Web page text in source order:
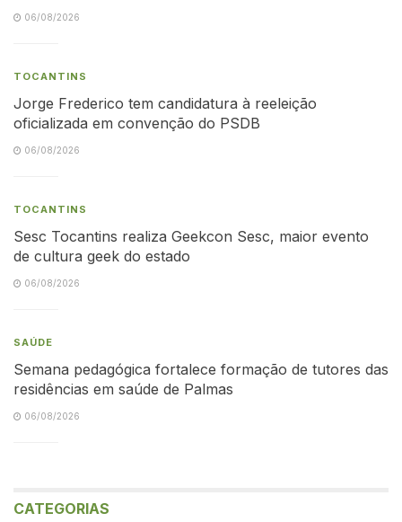
06/08/2026
TOCANTINS
Jorge Frederico tem candidatura à reeleição
oficializada em convenção do PSDB
06/08/2026
TOCANTINS
Sesc Tocantins realiza Geekcon Sesc, maior evento
de cultura geek do estado
06/08/2026
SAÚDE
Semana pedagógica fortalece formação de tutores das
residências em saúde de Palmas
06/08/2026
CATEGORIAS